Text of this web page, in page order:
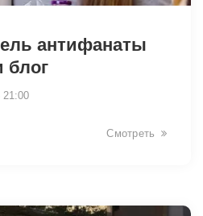
антифанаты
блог
21:00
Смотреть